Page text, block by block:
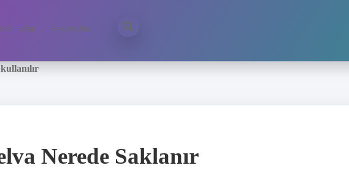
Uyarı Hakkımızda
Nerede Saklanır